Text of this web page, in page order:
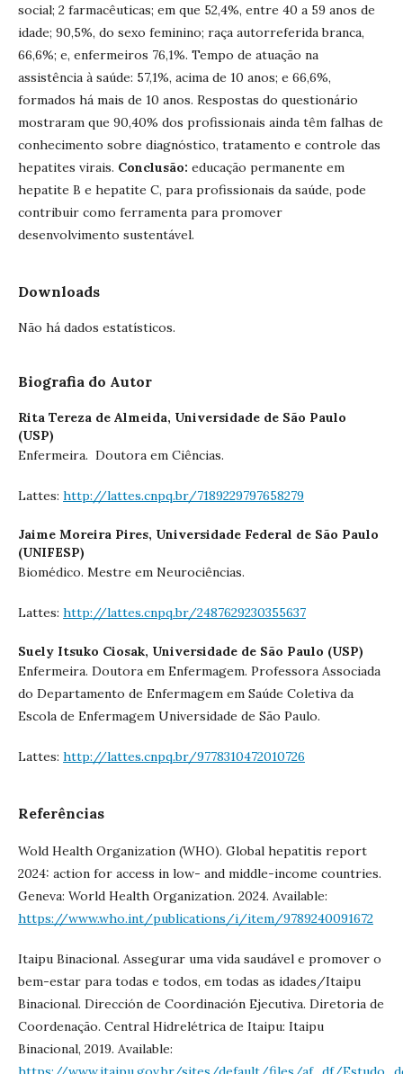
social; 2 farmacêuticas; em que 52,4%, entre 40 a 59 anos de
idade; 90,5%, do sexo feminino; raça autorreferida branca,
66,6%; e, enfermeiros 76,1%. Tempo de atuação na
assistência à saúde: 57,1%, acima de 10 anos; e 66,6%,
formados há mais de 10 anos. Respostas do questionário
mostraram que 90,40% dos profissionais ainda têm falhas de
conhecimento sobre diagnóstico, tratamento e controle das
hepatites virais. Conclusão: educação permanente em
hepatite B e hepatite C, para profissionais da saúde, pode
contribuir como ferramenta para promover
desenvolvimento sustentável.
Downloads
Não há dados estatísticos.
Biografia do Autor
Rita Tereza de Almeida, Universidade de São Paulo
(USP)
Enfermeira. Doutora em Ciências.
Lattes: http://lattes.cnpq.br/7189229797658279
Jaime Moreira Pires, Universidade Federal de São Paulo
(UNIFESP)
Biomédico. Mestre em Neurociências.
Lattes: http://lattes.cnpq.br/2487629230355637
Suely Itsuko Ciosak, Universidade de São Paulo (USP)
Enfermeira. Doutora em Enfermagem. Professora Associada
do Departamento de Enfermagem em Saúde Coletiva da
Escola de Enfermagem Universidade de São Paulo.
Lattes: http://lattes.cnpq.br/9778310472010726
Referências
Wold Health Organization (WHO). Global hepatitis report
2024: action for access in low- and middle-income countries.
Geneva: World Health Organization. 2024. Available:
https://www.who.int/publications/i/item/9789240091672
Itaipu Binacional. Assegurar uma vida saudável e promover o
bem-estar para todas e todos, em todas as idades/Itaipu
Binacional. Dirección de Coordinación Ejecutiva. Diretoria de
Coordenação. Central Hidrelétrica de Itaipu: Itaipu
Binacional, 2019. Available: